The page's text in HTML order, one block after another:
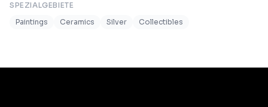
SPEZIALGEBIETE
Paintings
Ceramics Silver Collectibles